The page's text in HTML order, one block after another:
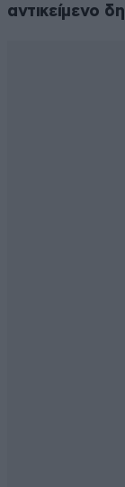
αντικείμενο